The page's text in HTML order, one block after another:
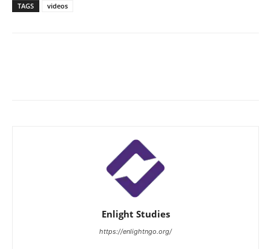
TAGS videos
Enlight Studies
https://enlightngo.org/